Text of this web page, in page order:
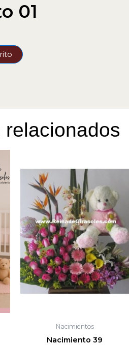
01
relacionados
Nacimientos
Nacimiento 39